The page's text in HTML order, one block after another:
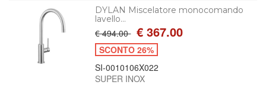
DYLAN Miscelatore monocomando
lavello...
€ 494.00 € 367.00
SCONTO 26%
SI-0010106X022
SUPER INOX